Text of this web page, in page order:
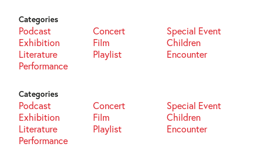
Categories
Podcast Concert
Special Event
Exhibition
Film
Children
Literature
Playlist
Encounter
Performance
Categories
Podcast Concert
Special Event
Exhibition
Film
Children
Literature
Playlist
Encounter
Performance